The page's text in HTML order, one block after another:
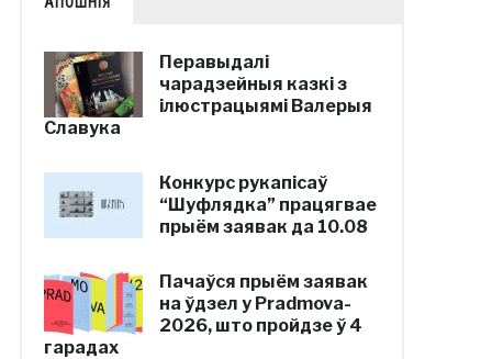
Перавыдалі
чарадзейныя казкі з
ілюстрацыямі Валерыя
Славука
Конкурс рукапісаў
“Шуфлядка” працягвае
прыём заявак да 10.08
Пачаўся прыём заявак
на ўдзел у Pradmova-
2026, што пройдзе ў 4
гарадах